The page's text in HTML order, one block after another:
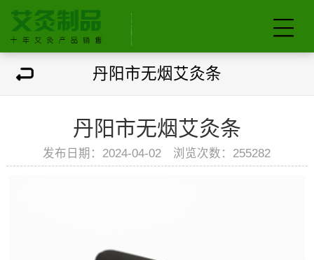
丹阳市无烟艾灸条
丹阳市无烟艾灸条
发布日期：2024-04-02 浏览次数： 255282